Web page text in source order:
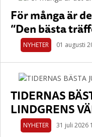
För många är
”Den bästa
NYHETER 01 augusti
TIDERNAS
LINDGRENS
NYHETER 31 juli 2026